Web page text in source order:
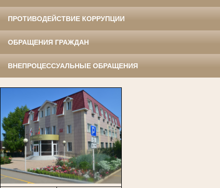
ПРОТИВОДЕЙСТВИЕ КОРРУПЦИИ
ОБРАЩЕНИЯ ГРАЖДАН
ВНЕПРОЦЕССУАЛЬНЫЕ ОБРАЩЕНИЯ